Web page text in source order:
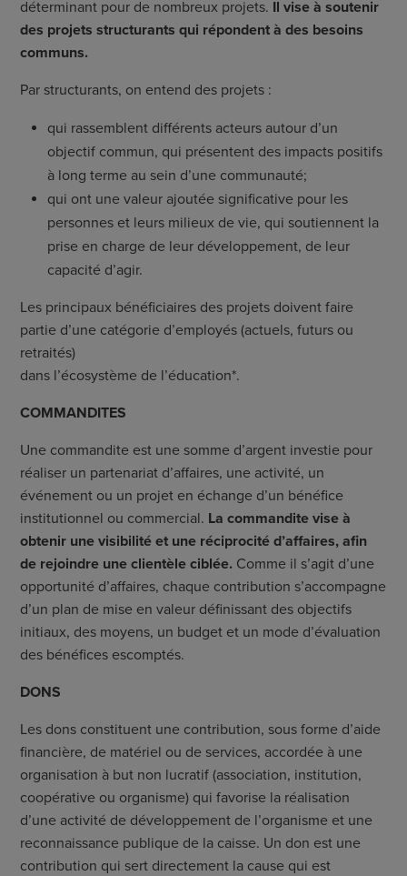
déterminant pour de nombreux projets. Il vise à soutenir
des projets structurants qui répondent à des besoins
communs.
Par structurants, on entend des projets :
qui rassemblent différents acteurs autour d’un
objectif commun, qui présentent des impacts positifs
à long terme au sein d’une communauté;
qui ont une valeur ajoutée significative pour les
personnes et leurs milieux de vie, qui soutiennent la
prise en charge de leur développement, de leur
capacité d’agir.
Les principaux bénéficiaires des projets doivent faire
partie d’une catégorie d’employés (actuels, futurs ou
retraités)
dans l’écosystème de l’éducation*.
COMMANDITES
Une commandite est une somme d’argent investie pour
réaliser un partenariat d’affaires, une activité, un
événement ou un projet en échange d’un bénéfice
institutionnel ou commercial. La commandite vise à
obtenir une visibilité et une réciprocité d’affaires, afin
de rejoindre une clientèle ciblée. Comme il s’agit d’une
opportunité d’affaires, chaque contribution s’accompagne
d’un plan de mise en valeur définissant des objectifs
initiaux, des moyens, un budget et un mode d’évaluation
des bénéfices escomptés.
DONS
Les dons constituent une contribution, sous forme d’aide
financière, de matériel ou de services, accordée à une
organisation à but non lucratif (association, institution,
coopérative ou organisme) qui favorise la réalisation
d’une activité de développement de l’organisme et une
reconnaissance publique de la caisse. Un don est une
contribution qui sert directement la cause qui est